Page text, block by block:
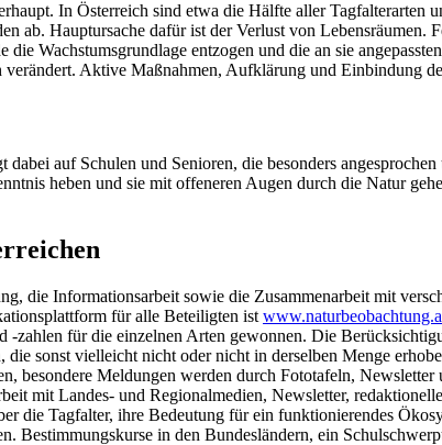
In Österreich sind etwa die Hälfte aller
ab. Hauptursache dafür ist der Verlust von
Wachstumsgrundlage entzogen und die an sie
Aktive Maßnahmen, Aufklärung und Einbindung
auf Schulen und Senioren, die besonders
heben und sie mit offeneren Augen durch die Natur
die Informationsarbeit sowie die Zusammenarbeit mit
für alle Beteiligten ist
-zahlen für die einzelnen Arten gewonnen. Die
die sonst vielleicht nicht oder nicht in derselben Menge
besondere Meldungen werden durch Fototafeln,
mit Landes- und Regionalmedien, Newsletter,
die Tagfalter, ihre Bedeutung für ein funktionierendes
Bestimmungskurse in den Bundesländern, ein